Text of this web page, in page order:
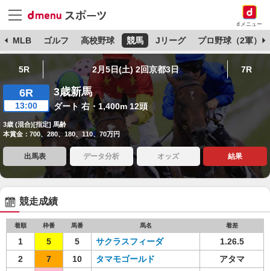
dメニュー
MLB ゴルフ 高校野球 競馬 Jリーグ プロ野球（2軍）
5R 2月5日(土) 2回京都3日 7R
6R
13:00
3歳新馬
ダート 右・1,400m 12頭
3歳 (混合)[指定] 馬齢
本賞金：700、280、180、110、70万円
出馬表 データ分析 オッズ 結果
競走成績
着順 枠番 馬番 馬名 着差
1 5 5 サクラスフィーダ
1.26.5
2
7 10 タマモゴールド
アタマ